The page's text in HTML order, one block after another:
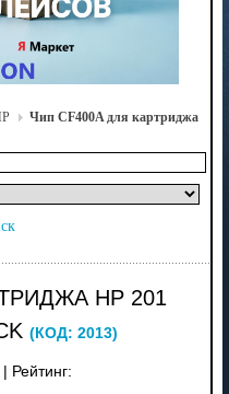
Чип CF400A для картриджа
HP 201
(КОД: 2013)
Рейтинг: